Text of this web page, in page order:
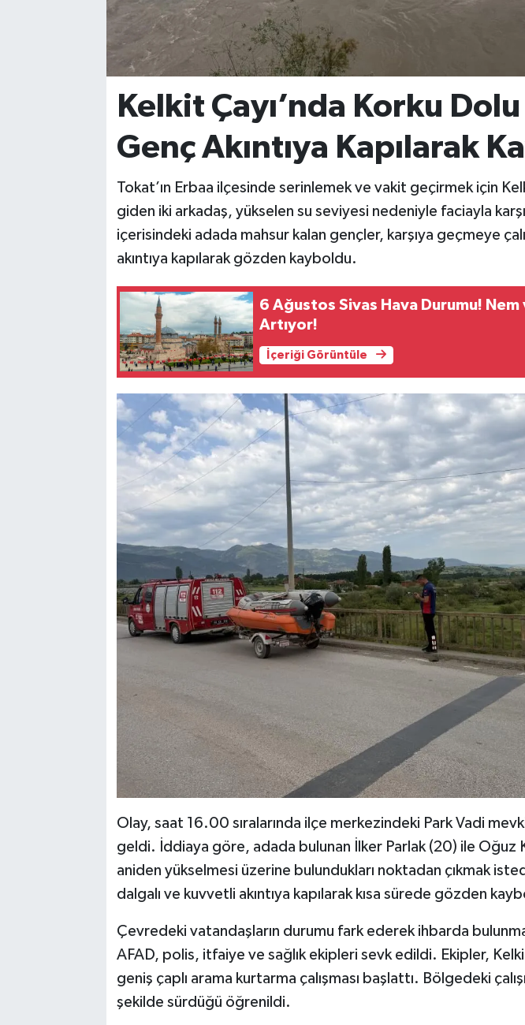
Kelkit Çayı’nda Korku
Genç Akıntıya Kapılarak
Tokat’ın Erbaa ilçesinde serinlemek ve vakit geçirmek için
giden iki arkadaş, yükselen su seviyesi nedeniyle faciayla karşı
içerisindeki adada mahsur kalan gençler, karşıya geçmeye
akıntıya kapılarak gözden kayboldu.
6 Ağustos Sivas Hava Durumu! Nem
Artıyor!
İçeriği Görüntüle
Olay, saat 16.00 sıralarında ilçe merkezindeki Park Vadi
geldi. İddiaya göre, adada bulunan İlker Parlak (20) ile Oğuz
aniden yükselmesi üzerine bulundukları noktadan çıkmak
dalgalı ve kuvvetli akıntıya kapılarak kısa sürede gözden
Çevredeki vatandaşların durumu fark ederek ihbarda
AFAD, polis, itfaiye ve sağlık ekipleri sevk edildi. Ekipler,
geniş çaplı arama kurtarma çalışması başlattı. Bölgedeki
şekilde sürdüğü öğrenildi.